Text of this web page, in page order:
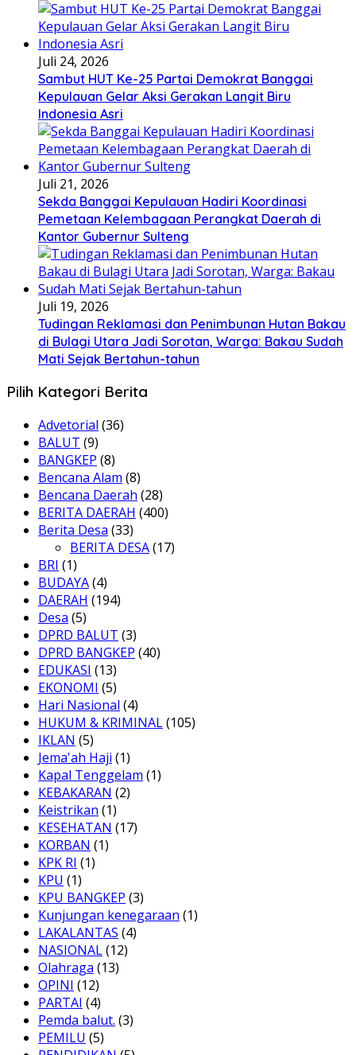
Juli 24, 2026
Sambut HUT Ke-25 Partai Demokrat Banggai
Kepulauan Gelar Aksi Gerakan Langit Biru
Indonesia Asri
Juli 21, 2026
Sekda Banggai Kepulauan Hadiri Koordinasi
Pemetaan Kelembagaan Perangkat Daerah di
Kantor Gubernur Sulteng
Juli 19, 2026
Tudingan Reklamasi dan Penimbunan Hutan Bakau
di Bulagi Utara Jadi Sorotan, Warga: Bakau Sudah
Mati Sejak Bertahun-tahun
Pilih Kategori Berita
Advetorial (36)
BALUT (9)
BANGKEP (8)
Bencana Alam (8)
Bencana Daerah (28)
BERITA DAERAH (400)
Berita Desa (33)
BERITA DESA(17)
BRI (1)
BUDAYA(4)
DAERAH (194)
Desa (5)
DPRD BALUT (3)
DPRD BANGKEP (40)
EDUKASI (13)
EKONOMI (5)
Hari Nasional (4)
HUKUM & KRIMINAL(105)
IKLAN (5)
Jema'ah Haji (1)
Kapal Tenggelam (1)
KEBAKARAN (2)
Keistrikan (1)
KESEHATAN (17)
KORBAN (1)
KPK RI (1)
KPU (1)
KPU BANGKEP (3)
Kunjungan kenegaraan (1)
LAKALANTAS (4)
NASIONAL(12)
Olahraga (13)
OPINI (12)
PARTAI (4)
Pemda balut. (3)
PEMILU (5)